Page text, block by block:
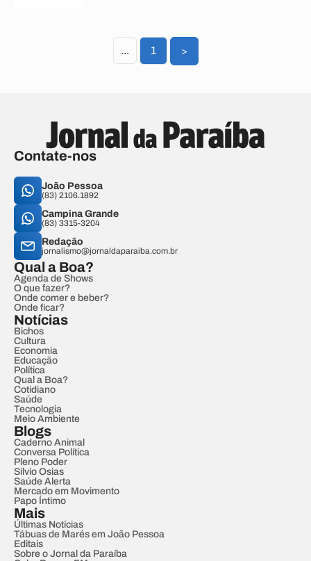
... 1 >
Contate-nos
João Pessoa
(83) 2106.1892
Campina Grande
(83) 3315-3204
Redação
jornalismo@jornaldaparaiba.com.br
Qual a Boa?
Agenda de Shows
O que fazer?
Onde comer e beber?
Onde ficar?
Notícias
Bichos
Cultura
Economia
Educação
Política
Qual a Boa?
Cotidiano
Saúde
Tecnologia
Meio Ambiente
Blogs
Caderno Animal
Conversa Política
Pleno Poder
Sílvio Osias
Saúde Alerta
Mercado em Movimento
Papo Íntimo
Mais
Últimas Notícias
Tábuas de Marés em João Pessoa
Editais
Sobre o Jornal da Paraíba